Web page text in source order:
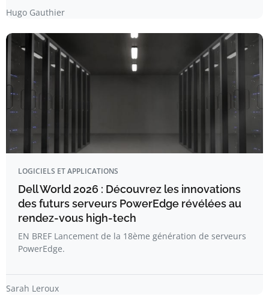
Hugo Gauthier
LOGICIELS ET APPLICATIONS
Dell World 2026 : Découvrez les innovations
des futurs serveurs PowerEdge révélées au
rendez-vous high-tech
EN BREF Lancement de la 18ème génération de serveurs
PowerEdge.
Sarah Leroux